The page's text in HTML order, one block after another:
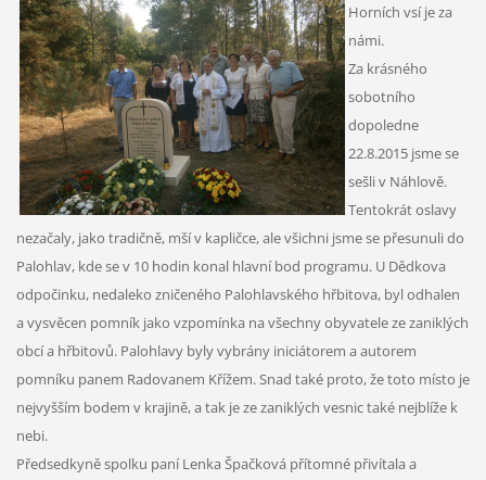
Horních vsí je za
námi.
Za krásného
sobotního
dopoledne
22.8.2015 jsme se
sešli v Náhlově.
Tentokrát oslavy
nezačaly, jako tradičně, mší v kapličce, ale všichni jsme se přesunuli do
Palohlav, kde se v 10 hodin konal hlavní bod programu. U Dědkova
odpočinku, nedaleko zničeného Palohlavského hřbitova, byl odhalen
a vysvěcen pomník jako vzpomínka na všechny obyvatele ze zaniklých
obcí a hřbitovů. Palohlavy byly vybrány iniciátorem a autorem
pomníku panem Radovanem Křížem. Snad také proto, že toto místo je
nejvyšším bodem v krajině, a tak je ze zaniklých vesnic také nejblíže k
nebi.
Předsedkyně spolku paní Lenka Špačková přítomné přivítala a